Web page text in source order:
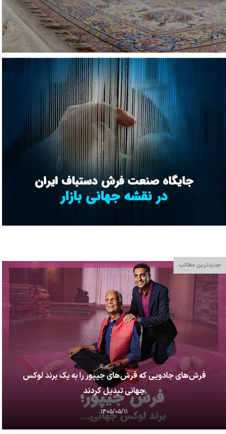
جدیدترین مطالب
فرش‌های جادویی که فرش‌های جیپور را به یک برند لوکس
جهانی تبدیل کردند
۱۴۰۵/۰۵/۱۱